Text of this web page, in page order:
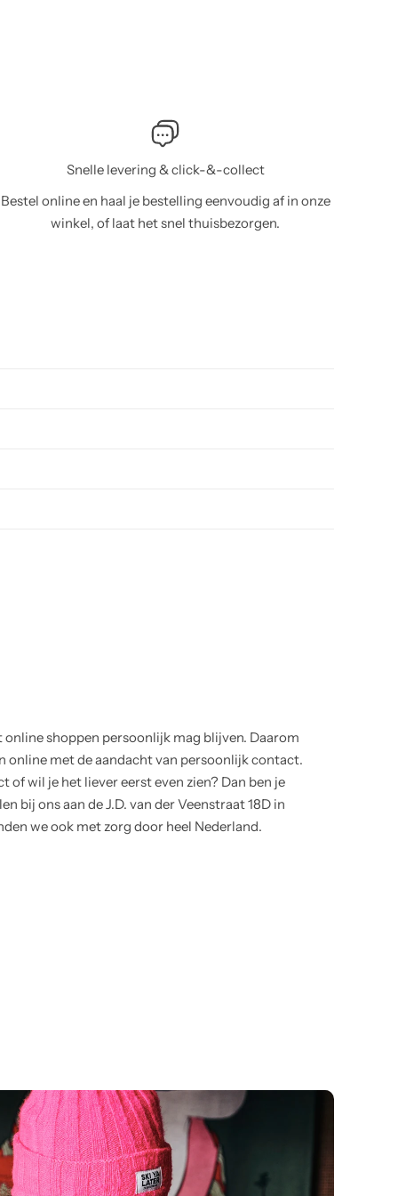
Snelle levering & click-&-collect
Bestel online en haal je bestelling eenvoudig af in onze
winkel, of laat het snel thuisbezorgen.
online shoppen persoonlijk mag blijven. Daarom
online met de aandacht van persoonlijk contact.
of wil je het liever eerst even zien? Dan ben je
bij ons aan de J.D. van der Veenstraat 18D in
we ook met zorg door heel Nederland.